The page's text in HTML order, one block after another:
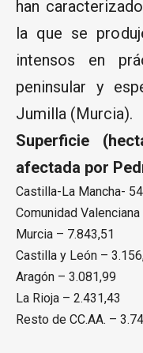
han
la que se
intensos en
peninsular y
Jumilla (Murcia).
Superficie
afectada por
Castilla-La Mancha-
Comunidad
Murcia – 7.843,51
Castilla y León –
Aragón – 3.081,99
La Rioja – 2.431,43
Resto de CC.AA. –